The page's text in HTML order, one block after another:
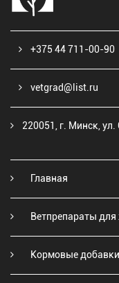
+375 44 711-00-90
vetgrad@list.ru
220051, г. Минск,
Главная
Ветпрепараты
Кормовые добавки